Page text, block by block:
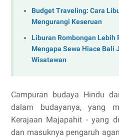
Budget Traveling: Cara
Mengurangi Keseruan
Liburan Rombongan Lebih
Mengapa Sewa Hiace Bali
Wisatawan
Campuran budaya Hindu
dalam budayanya, yang
Kerajaan Majapahit - yang
dan masuknya pengaruh